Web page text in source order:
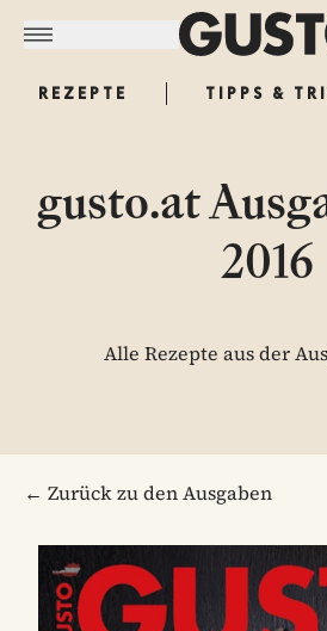
REZEPTE TIPPS &
gusto.at
2016
Alle Rezepte aus der
← Zurück zu den Ausgaben